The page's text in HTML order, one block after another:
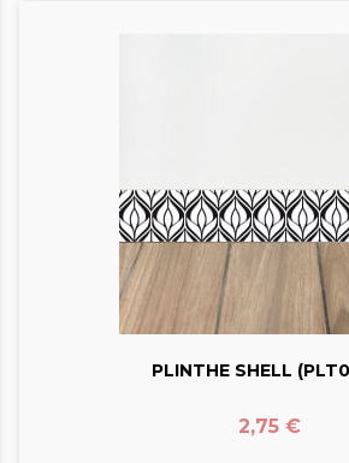
PLINTHE SHELL
Prix
2,75 €